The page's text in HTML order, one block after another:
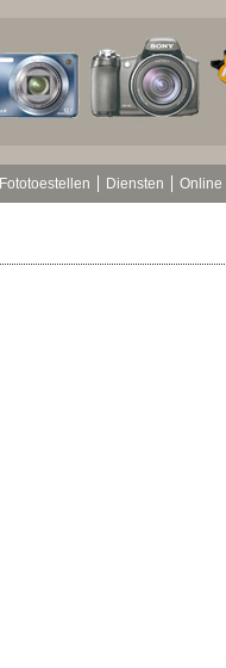
Fototoestellen Diensten Online